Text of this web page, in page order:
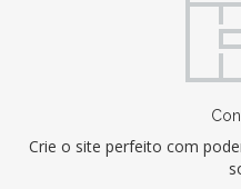
Crie o site perfeito com